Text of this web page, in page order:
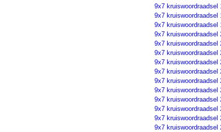
9x7 kruiswoordraadsel
9x7 kruiswoordraadsel
9x7 kruiswoordraadsel
9x7 kruiswoordraadsel
9x7 kruiswoordraadsel
9x7 kruiswoordraadsel
9x7 kruiswoordraadsel
9x7 kruiswoordraadsel
9x7 kruiswoordraadsel
9x7 kruiswoordraadsel
9x7 kruiswoordraadsel
9x7 kruiswoordraadsel
9x7 kruiswoordraadsel
9x7 kruiswoordraadsel